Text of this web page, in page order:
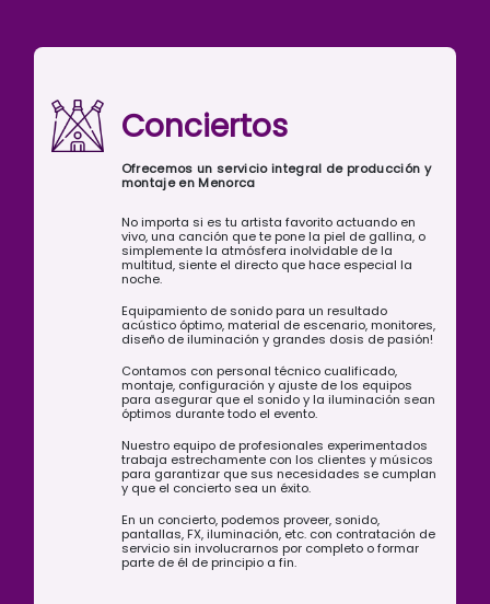
Conciertos
Ofrecemos un servicio integral de producción y
montaje en Menorca
No importa si es tu artista favorito actuando en
vivo, una canción que te pone la piel de gallina, o
simplemente la atmósfera inolvidable de la
multitud, siente el directo que hace especial la
noche.
Equipamiento de sonido para un resultado
acústico óptimo, material de escenario, monitores,
diseño de iluminación y grandes dosis de pasión!
Contamos con personal técnico cualificado,
montaje, configuración y ajuste de los equipos
para asegurar que el sonido y la iluminación sean
óptimos durante todo el evento.
Nuestro equipo de profesionales experimentados
trabaja estrechamente con los clientes y músicos
para garantizar que sus necesidades se cumplan
y que el concierto sea un éxito.
En un concierto, podemos proveer, sonido,
pantallas, FX, iluminación, etc. con contratación de
servicio sin involucrarnos por completo o formar
parte de él de principio a fin.